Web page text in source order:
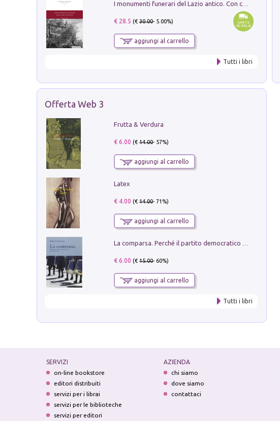
I monumenti funerari del Lazio antico. Con cartella con tavole
€ 28.5 (€30.00- 5.00%)
aggiungi al carrello
Tutti i libri
Offerta Web 3
Frutta & Verdura
€ 6.00 (€14.00- 57%)
aggiungi al carrello
Latex
€ 4.00 (€14.00- 71%)
aggiungi al carrello
€ 6.00 (€15.00- 60%)
aggiungi al carrello
Tutti i libri
SERVIZI
on-line bookstore
editori distribuiti
servizi per i librai
servizi per le biblioteche
servizi per editori
AZIENDA
chi siamo
dove siamo
contattaci